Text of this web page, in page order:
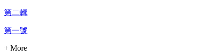
第二輯
第一號
+ More